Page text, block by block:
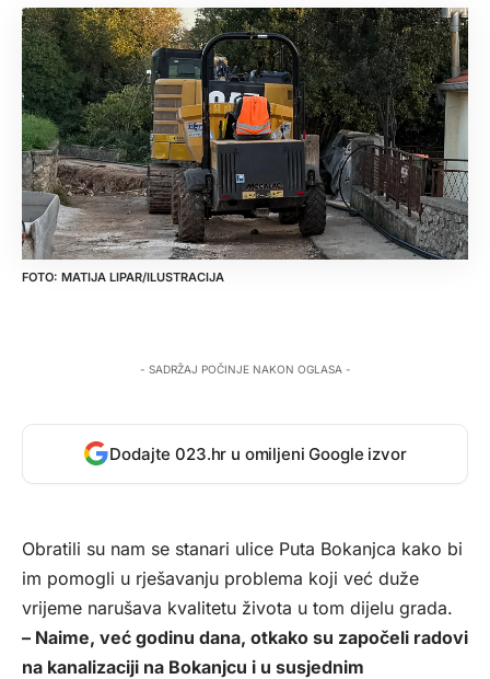
MATIJA LIPAR/ILUSTRACIJA
- SADRŽAJ POČINJE NAKON OGLASA -
Dodajte 023.hr u omiljeni Google izvor
Obratili su nam se stanari ulice Puta Bokanjca kako bi
im pomogli u rješavanju problema koji već duže
vrijeme narušava kvalitetu života u tom dijelu grada.
– Naime, već godinu dana, otkako su započeli radovi
na kanalizaciji na Bokanjcu i u susjednim